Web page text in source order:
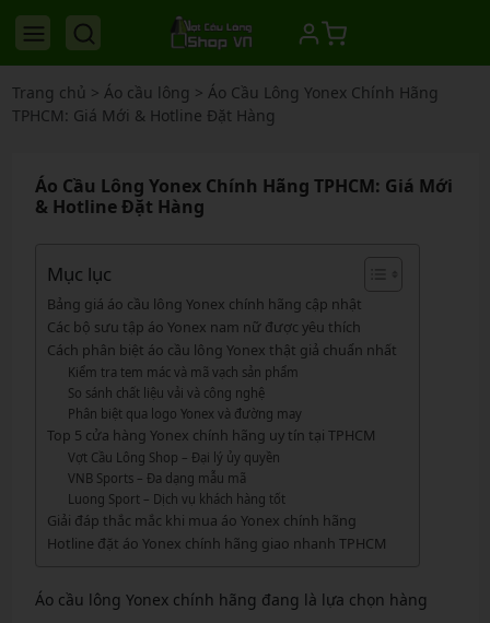
Trang chủ > Áo cầu lông > Áo Cầu Lông Yonex Chính Hãng
TPHCM: Giá Mới & Hotline Đặt Hàng
Áo Cầu Lông Yonex Chính Hãng TPHCM: Giá Mới
& Hotline Đặt Hàng
Mục lục
Bảng giá áo cầu lông Yonex chính hãng cập nhật
Các bộ sưu tập áo Yonex nam nữ được yêu thích
Cách phân biệt áo cầu lông Yonex thật giả chuẩn nhất
Kiểm tra tem mác và mã vạch sản phẩm
So sánh chất liệu vải và công nghệ
Phân biệt qua logo Yonex và đường may
Top 5 cửa hàng Yonex chính hãng uy tín tại TPHCM
Vợt Cầu Lông Shop – Đại lý ủy quyền
VNB Sports – Đa dạng mẫu mã
Luong Sport – Dịch vụ khách hàng tốt
Giải đáp thắc mắc khi mua áo Yonex chính hãng
Hotline đặt áo Yonex chính hãng giao nhanh TPHCM
Áo cầu lông Yonex chính hãng đang là lựa chọn hàng